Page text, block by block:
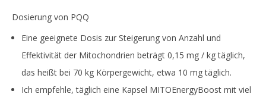
Dosierung von PQQ
Eine geeignete Dosis zur Steigerung von Anzahl und
Effektivität der Mitochondrien beträgt 0,15 mg / kg täglich,
das heißt bei 70 kg Körpergewicht, etwa 10 mg täglich.
Ich empfehle, täglich eine Kapsel MITOEnergyBoost mit viel